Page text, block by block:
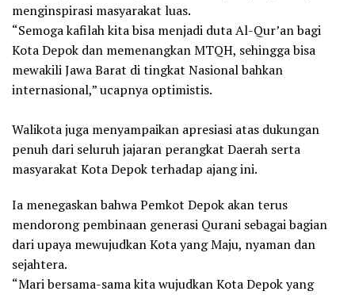
menginspirasi masyarakat luas.
“Semoga kafilah kita bisa menjadi duta Al-Qur’an bagi
Kota Depok dan memenangkan MTQH, sehingga bisa
mewakili Jawa Barat di tingkat Nasional bahkan
internasional,” ucapnya optimistis.
Walikota juga menyampaikan apresiasi atas dukungan
penuh dari seluruh jajaran perangkat Daerah serta
masyarakat Kota Depok terhadap ajang ini.
Ia menegaskan bahwa Pemkot Depok akan terus
mendorong pembinaan generasi Qurani sebagai bagian
dari upaya mewujudkan Kota yang Maju, nyaman dan
sejahtera.
“Mari bersama-sama kita wujudkan Kota Depok yang